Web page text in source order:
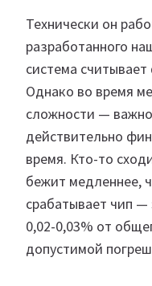
Технически он
разработанного
система
Однако во время
сложности — важно
действительно
время. Кто-то
бежит медленнее,
срабатывает чип —
0,02-0,03% от
допустимой